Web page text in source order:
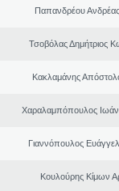
Παπανδρέου
Τσοβόλας Δημήτριος
Κακλαμάνης
Χαραλαμπόπουλος
Γιαννόπουλος
Κουλούρης Κίμων